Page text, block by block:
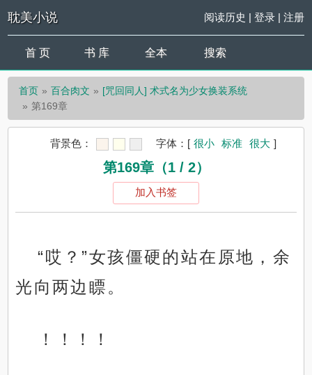
耽美小说 阅读历史 | 登录| 注册
首 页 书 库 全本 搜索
首页 百合肉文
[咒回同人] 术式名为少女换装系统
第169章
背景色： 字体： [ 很小 标准 很大 ]
第169章（1 / 2）
加入书签
“哎？”女孩僵硬的站在原地，余
光向两边瞟。
！！！！